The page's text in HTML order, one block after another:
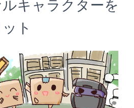
キャラクターを
ト